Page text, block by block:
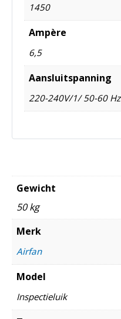
1450
Ampère
6,5
Aansluitspanning
220-240V/1/ 50-60 Hz
Gewicht
50 kg
Merk
Airfan
Model
Inspectieluik